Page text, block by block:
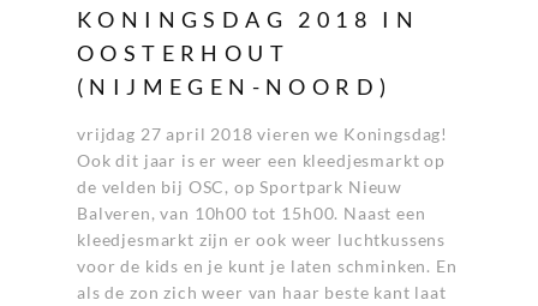
KONINGSDAG 2018 IN
OOSTERHOUT
(NIJMEGEN-NOORD)
vrijdag 27 april 2018 vieren we Koningsdag!
Ook dit jaar is er weer een kleedjesmarkt op
de velden bij OSC, op Sportpark Nieuw
Balveren, van 10h00 tot 15h00. Naast een
kleedjesmarkt zijn er ook weer luchtkussens
voor de kids en je kunt je laten schminken. En
als de zon zich weer van haar beste kant laat